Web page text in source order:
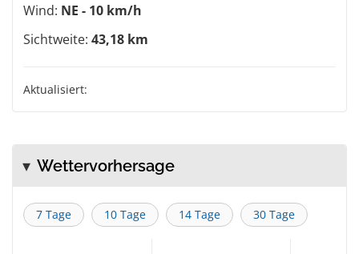
Wind: NE - 10 km/h
Sichtweite: 43,18 km
Aktualisiert:
Wettervorhersage
7 Tage 10 Tage 14 Tage 30 Tage